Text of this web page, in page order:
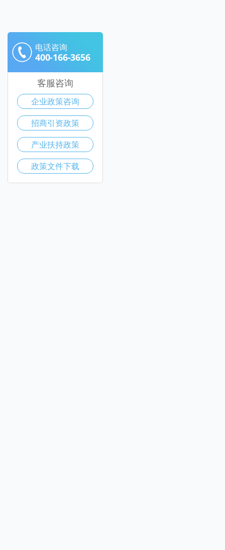
电话咨询
400-166-3656
客服咨询
企业政策咨询
招商引资政策
产业扶持政策
政策文件下载